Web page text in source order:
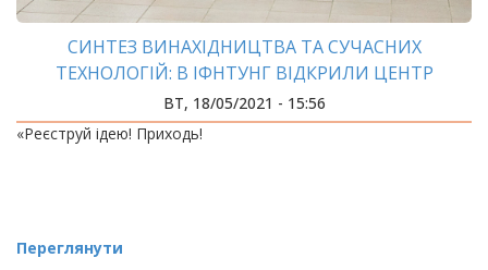
СИНТЕЗ ВИНАХІДНИЦТВА ТА СУЧАСНИХ
ТЕХНОЛОГІЙ: В ІФНТУНГ ВІДКРИЛИ ЦЕНТР
ІННОВАЦІЙНОГО РОЗВИТКУ
ВТ, 18/05/2021 - 15:56
«Реєструй ідею! Приходь!
Переглянути